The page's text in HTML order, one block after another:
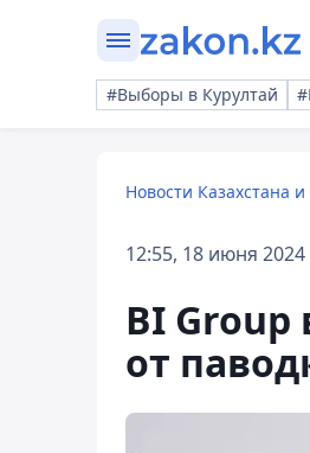
#Выборы в Курултай
Новости Казахстана
12:55, 18 июня 2024
BI
от